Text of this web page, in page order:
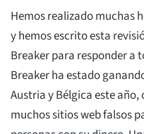
Hemos realizado muchas
y hemos escrito esta
Breaker para responder a
Breaker ha estado
Austria y Bélgica este
muchos sitios web falsos